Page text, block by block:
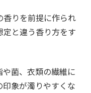
りを前提に作られ
と違う香り方をす
菌、衣類の繊維に
象が濁りやすくな